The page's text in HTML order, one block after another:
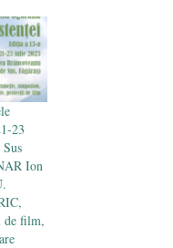
23
Ion
de film,